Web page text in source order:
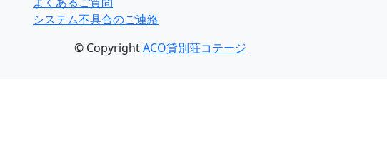
システム不具合のご連絡
© CopyrightACO貸別荘コテージ